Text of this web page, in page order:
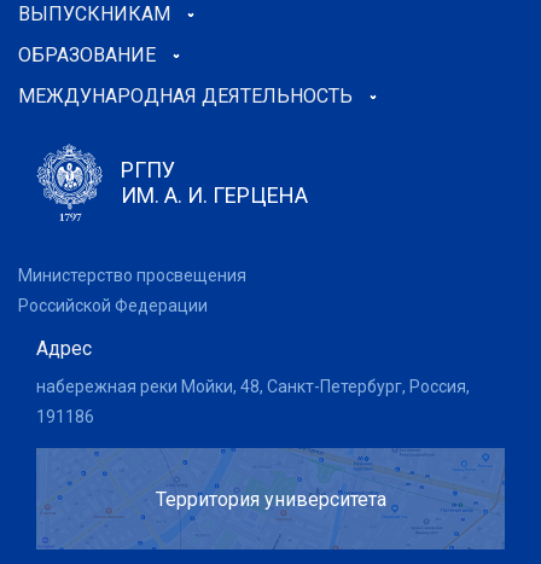
ВЫПУСКНИКАМ
ОБРАЗОВАНИЕ
МЕЖДУНАРОДНАЯ ДЕЯТЕЛЬНОСТЬ
РГПУ
ИМ. А. И. ГЕРЦЕНА
Министерство просвещения
Российской Федерации
Адрес
набережная реки Мойки, 48, Санкт-Петербург, Россия,
191186
Территория университета